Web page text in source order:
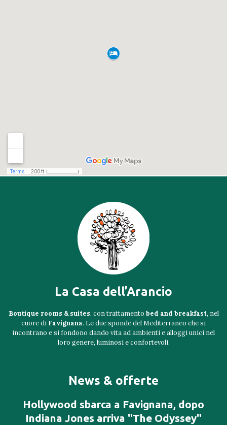
La Casa dell’Arancio
Boutique rooms & suites, con trattamento bed and breakfast, nel
cuore di Favignana. Le due sponde del Mediterraneo che si
incontrano e si fondono dando vita ad ambienti e alloggi unici nel
loro genere, luminosi e confortevoli.
News & offerte
Hollywood sbarca a Favignana, dopo
Indiana Jones arriva "The Odyssey"